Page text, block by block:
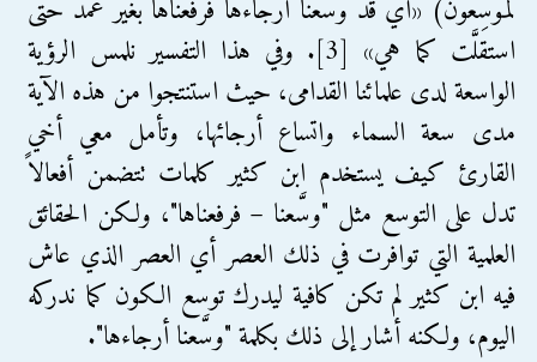
لَمُوسِعُونَ) «أي قد وسَّعنا أرجاءها فرفعناها بغير عمد حتى
استقلَّت كما هي» [3]. وفي هذا التفسير نلمس الرؤية
الواسعة لدى علمائنا القدامى، حيث استنتجوا من هذه الآية
مدى سعة السماء واتساع أرجائها، وتأمل معي أخي
القارئ كيف يستخدم ابن كثير كلمات تتضمن أفعالاً
تدل على التوسع مثل "وسَّعنا – فرفعناها"، ولكن الحقائق
العلمية التي توافرت في ذلك العصر أي العصر الذي عاش
فيه ابن كثير لم تكن كافية ليدرك توسع الكون كما ندركه
اليوم، ولكنه أشار إلى ذلك بكلمة "وسَّعنا أرجاءها".